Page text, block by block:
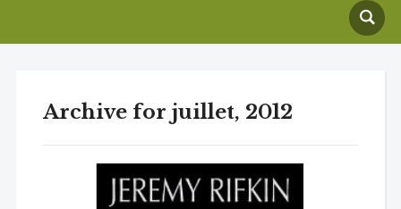
Archive for juillet, 2012